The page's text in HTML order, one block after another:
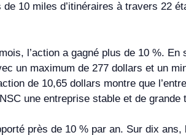
10 miles d’itinéraires à travers 22
l’action a gagné plus de 10 %. En
un maximum de 277 dollars et un
de 10,65 dollars montre que
une entreprise stable et de grande
près de 10 % par an. Sur dix ans,